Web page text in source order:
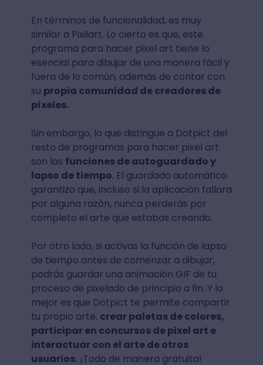
En términos de funcionalidad, es muy
similar a Pixilart. Lo cierto es que, este
programa para hacer pixel art tiene lo
esencial para dibujar de una manera fácil y
fuera de lo común, además de contar con
su propia comunidad de creadores de
píxeles.
Sin embargo, lo que distingue a Dotpict del
resto de programas para hacer pixel art
son las funciones de autoguardado y
lapso de tiempo. El guardado automático
garantiza que, incluso si la aplicación fallara
por alguna razón, nunca perderás por
completo el arte que estabas creando.
Por otro lado, si activas la función de lapso
de tiempo antes de comenzar a dibujar,
podrás guardar una animación GIF de tu
proceso de pixelado de principio a fin. Y lo
mejor es que Dotpict te permite compartir
tu propio arte, crear paletas de colores,
participar en concursos de pixel art e
interactuar con el arte de otros
usuarios.¡Todo de manera gratuita!